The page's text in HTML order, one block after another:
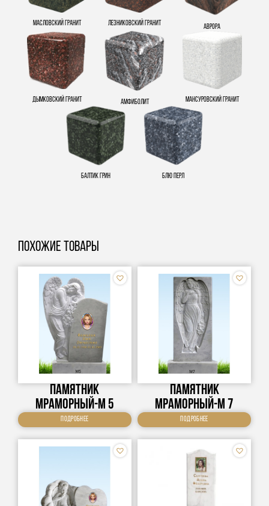
Масловский гранит Лезниковский гранит Аврора
Дымковский гранит Амфиболит Мансуровский гранит
Балтик Грин Блю Перл
Похожие товары
Памятник
Мраморный-М 5
Подробнее
Памятник
Мраморный-М 7
Подробнее